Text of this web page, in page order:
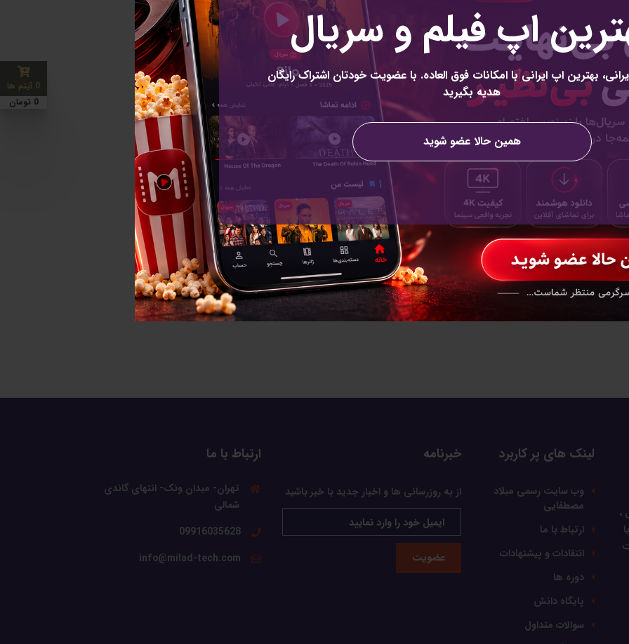
اپ فیلم و سریال
بهترین اپ ایرانی با امکانات فوق العاده. با عضویت خودتان اشتراک رایگان
هدیه بگیرید
همین حالا عضو شوید
ها و یا هرشخصی در هر مکانی میتواند
وارد شدن به محوطه ثبت شده در سیستم با
و همینطور خروج کاربر از محوطه را نیز اطلاع
عضویت
عضویت برای خبرنامه
،
لینک های پر کاربرد
وب سایت رسمی میلاد
مصطفایی
ارتباط با ما
انتقادات و پیشنهادات
دوره ها
پایگاه دانش
سوالات متداول
خبرنامه
از به روزرسانی ها و اخبار جدید با خبر باشید
عضویت
ارتباط با ما
تهران- میدان ونک- انتهای گاندی
شمالی
09916035628
info@milad-tech.com
0 آیتم ها
0 تومان